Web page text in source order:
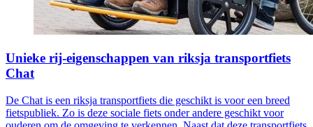
Unieke rij-eigenschappen van riksja transportfiets
Chat
De Chat is een riksja transportfiets die geschikt is voor een breed
fietspubliek. Zo is deze sociale fiets onder andere geschikt voor